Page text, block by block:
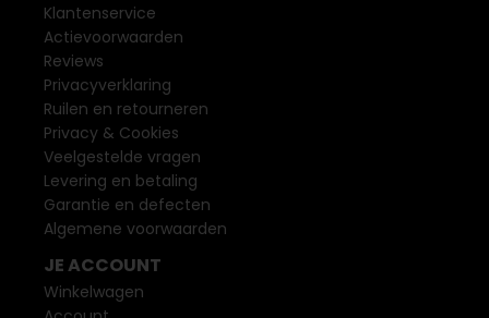
Klantenservice
Actievoorwaarden
Reviews
Privacyverklaring
Ruilen en retourneren
Privacy & Cookies
Veelgestelde vragen
Levering en betaling
Garantie en defecten
Algemene voorwaarden
JE ACCOUNT
Winkelwagen